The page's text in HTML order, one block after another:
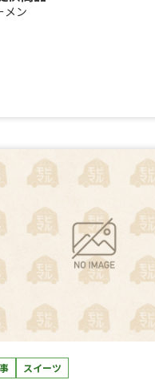
メン
スイーツ